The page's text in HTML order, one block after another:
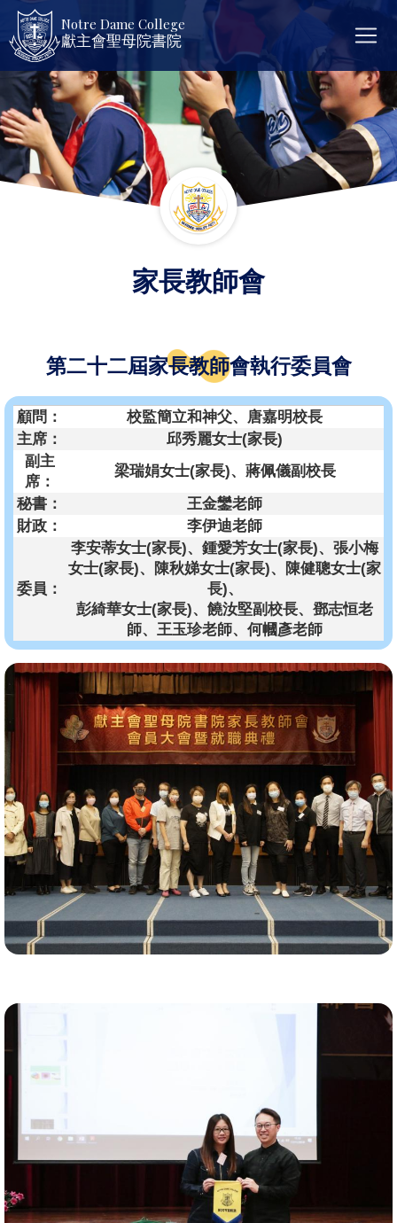
Notre Dame College
獻主會聖母院書院
家長教師會
第二十二屆家長教師會執行委員會
顧問：
校監簡立和神父、唐嘉明校長
主席：
邱秀麗女士(家長)
副主
席：
梁瑞娟女士(家長)、蔣佩儀副校長
秘書：
王金鑾老師
財政：
李伊迪老師
委員：
李安蒂女士(家長)、鍾愛芳女士(家長)、張小梅
女士(家長)、陳秋娣女士(家長)、陳健聰女士(家
長)、
彭綺華女士(家長)、饒汝堅副校長、鄧志恒老
師、王玉珍老師、何幗彥老師